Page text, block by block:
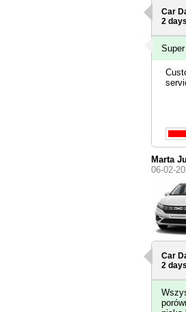
Car
2 days
Marta
06-02-
Car
2